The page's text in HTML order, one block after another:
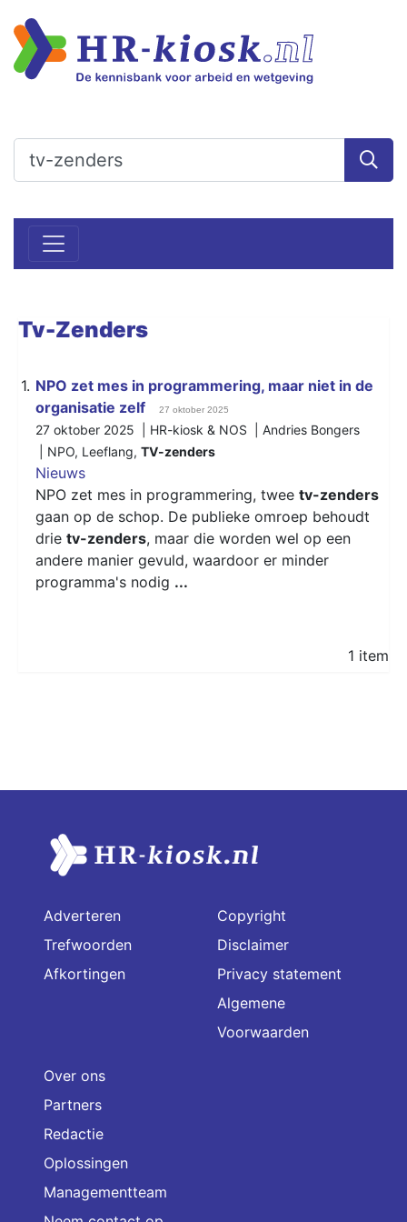
Tv-Zenders
1. NPO zet mes in programmering, maar niet in de
organisatie zelf
27 oktober 2025
27 oktober 2025 | HR-kiosk & NOS | Andries Bongers
NPO, Leeflang, TV-zenders
Nieuws
NPO zet mes in programmering, twee tv-zenders
gaan op de schop. De publieke omroep behoudt
drie tv-zenders, maar die worden wel op een
andere manier gevuld, waardoor er minder
programma's nodig ...
1 item
Adverteren
Trefwoorden
Afkortingen
Copyright
Disclaimer
Privacy statement
Algemene
Voorwaarden
Over ons
Partners
Redactie
Oplossingen
Managementteam